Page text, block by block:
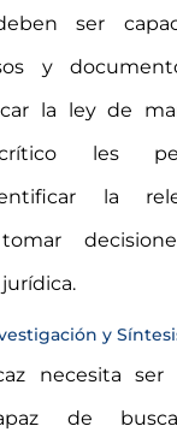
ser
y
la ley de
crítico les
la
y
necesita ser
de